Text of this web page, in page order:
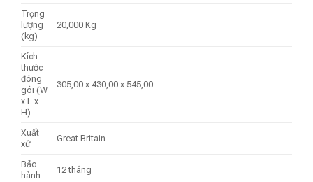
Trọng
lượng
(kg)
20,000 Kg
Kích
thước
đóng
gói (W
x L x
H)
305,00 x 430,00 x 545,00
Xuất
xứ
Great Britain
Bảo
hành
12 tháng